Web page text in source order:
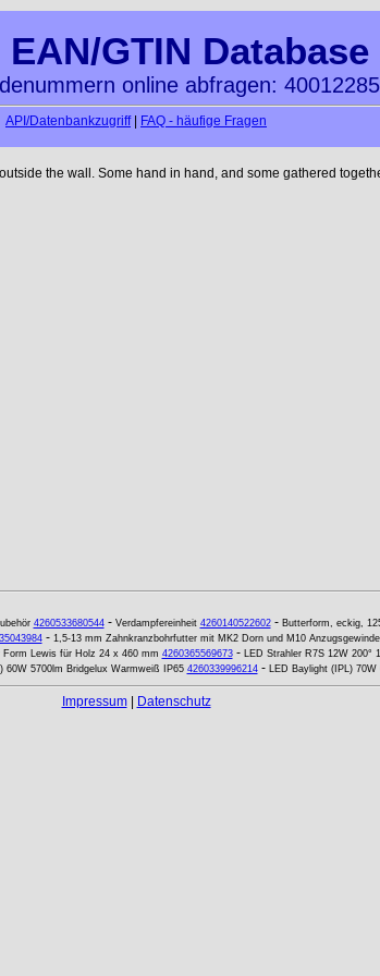
EAN/GTIN Database
online abfragen:
API/Datenbankzugriff| FAQ - häufige Fragen
the wall. Some hand in hand, and some gathered
4260533680544- Verdampfereinheit 4260140522602- Butterform, eckig,
- 1,5-13 mm Zahnkranzbohrfutter mit MK2 Dorn und M10 Anzugsgewinde
Form Lewis für Holz 24 x 460 mm 4260365569673- LED Strahler R7S 12W 200°
60W 5700lm Bridgelux Warmweiß IP65 4260339996214- LED Baylight (IPL)
Impressum| Datenschutz